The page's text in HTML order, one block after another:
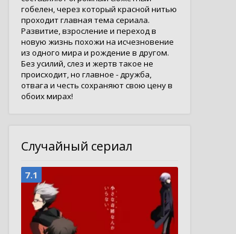
гобелен, через который красной нитью
проходит главная тема сериала.
Развитие, взросление и переход в
новую жизнь похожи на исчезновение
из одного мира и рождение в другом.
Без усилий, слез и жертв такое не
происходит, но главное - дружба,
отвага и честь сохраняют свою цену в
обоих мирах!
Случайный сериал
7.1